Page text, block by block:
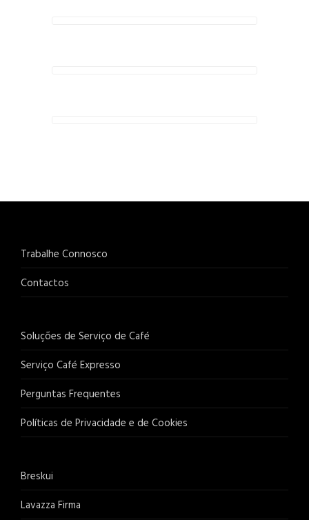
Trabalhe Connosco
Contactos
Soluções de Serviço de Café
Serviço Café Expresso
Perguntas Frequentes
Políticas de Privacidade e de Cookies
Breskui
Lavazza Firma